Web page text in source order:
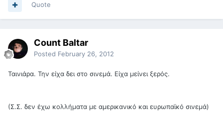
Quote
Count Baltar
Posted February 26, 2012
Ταινιάρα. Την είχα δει στο σινεμά. Είχα μείνει ξερός.
(Σ.Σ. δεν έχω κολλήματα με αμερικανικό και ευρωπαϊκό σινεμά)